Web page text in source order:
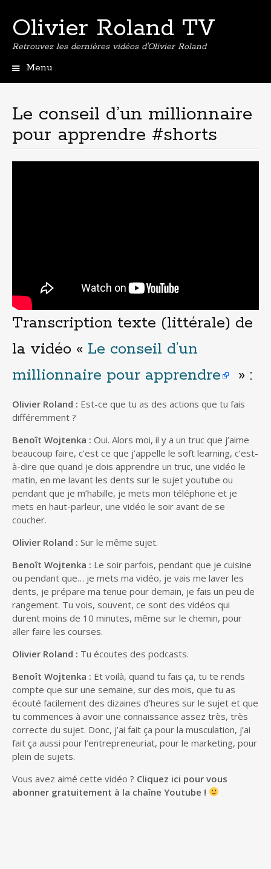
Olivier Roland TV
Retrouvez les dernières vidéos d'Olivier Roland
Menu
principal
Le conseil d’un millionnaire
pour apprendre #shorts
Transcription texte (littérale) de
la vidéo « Le conseil d’un
millionnaire pour apprendre
» :
Olivier Roland : Est-ce que tu as des actions que tu fais
différemment ?
Benoît Wojtenka : Oui. Alors moi, il y a un truc que j’aime
beaucoup faire, c’est ce que j’appelle le soft learning, c’est-
à-dire que quand je dois apprendre un truc, une vidéo le
matin, en me lavant les dents sur le sujet youtube ou
pendant que je m’habille, je mets mon téléphone et je
mets en haut-parleur, une vidéo le soir avant de se
coucher.
Olivier Roland : Sur le même sujet.
Benoît Wojtenka : Le soir parfois, pendant que je cuisine
ou pendant que… je mets ma vidéo, je vais me laver les
dents, je prépare ma tenue pour demain, je fais un peu de
rangement. Tu vois, souvent, ce sont des vidéos qui
durent moins de 10 minutes, même sur le chemin, pour
aller faire les courses.
Olivier Roland : Tu écoutes des podcasts.
Benoît Wojtenka : Et voilà, quand tu fais ça, tu te rends
compte que sur une semaine, sur des mois, que tu as
écouté facilement des dizaines d’heures sur le sujet et que
tu commences à avoir une connaissance assez très, très
correcte du sujet. Donc, j’ai fait ça pour la musculation, j’ai
fait ça aussi pour l’entrepreneuriat, pour le marketing, pour
plein de sujets.
Vous avez aimé cette vidéo ? Cliquez ici pour vous
abonner gratuitement à la chaîne Youtube !